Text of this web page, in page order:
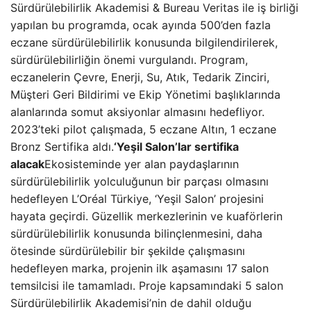
Sürdürülebilirlik Akademisi & Bureau Veritas ile iş birliği
yapılan bu programda, ocak ayında 500’den fazla
eczane sürdürülebilirlik konusunda bilgilendirilerek,
sürdürülebilirliğin önemi vurgulandı. Program,
eczanelerin Çevre, Enerji, Su, Atık, Tedarik Zinciri,
Müşteri Geri Bildirimi ve Ekip Yönetimi başlıklarında
alanlarında somut aksiyonlar almasını hedefliyor.
2023’teki pilot çalışmada, 5 eczane Altın, 1 eczane
Bronz Sertifika aldı.‘Yeşil Salon’lar sertifika
alacakEkosisteminde yer alan paydaşlarının
sürdürülebilirlik yolculuğunun bir parçası olmasını
hedefleyen L’Oréal Türkiye, ‘Yeşil Salon’ projesini
hayata geçirdi. Güzellik merkezlerinin ve kuaförlerin
sürdürülebilirlik konusunda bilinçlenmesini, daha
ötesinde sürdürülebilir bir şekilde çalışmasını
hedefleyen marka, projenin ilk aşamasını 17 salon
temsilcisi ile tamamladı. Proje kapsamındaki 5 salon
Sürdürülebilirlik Akademisi’nin de dahil olduğu